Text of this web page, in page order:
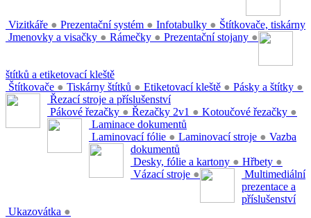
Vizitkáře ● Prezentační systém ● Infotabulky ●
Jmenovky a visačky ● Rámečky ● Prezentační stojany ●
Štítkovače, tiskárny
štítků a etiketovací kleště
Štítkovače ● Tiskárny štítků ● Etiketovací kleště ● Pásky a štítky ●
Řezací stroje a příslušenství
Pákové řezačky ● Řezačky 2v1 ● Kotoučové řezačky ●
Laminace dokumentů
Laminovací fólie ● Laminovací stroje ● Vazba
dokumentů
Desky, fólie a kartony ● Hřbety ●
Vázací stroje ●
Multimediální
prezentace a
příslušenství
Ukazovátka ●